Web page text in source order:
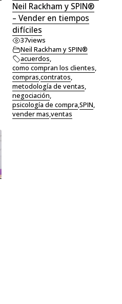
Neil Rackham y SPIN®
– Vender en tiempos
difíciles
37views
Neil Rackham y SPIN®
acuerdos,
como compran los clientes,
compras,contratos,
metodología de ventas,
negociación,
psicología de compra,SPIN,
vender mas,ventas